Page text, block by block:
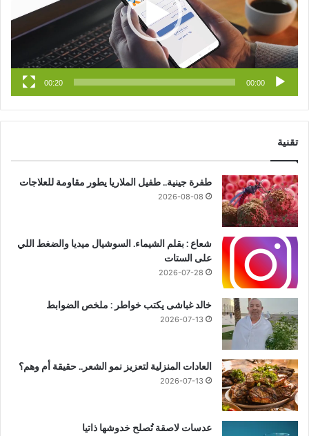
ك
u
b
e
ر
ا
م
00:00
00:20
تقنية
طفرة جينية.. طفيل الملاريا يطور مقاومة للعلاجات
2026-08-08
شعاع : بقلم الشيماء. السوشيال ميديا والضغط اللي
على الستات
2026-07-28
خالد غباشى يكتب خواطر : ملخص الضوابط
2026-07-13
العادات المنزلية لتعزيز نمو الشعر.. حقيقة أم وهم؟
2026-07-13
عدسات لاصقة تُصلح خدوشها ذاتيا